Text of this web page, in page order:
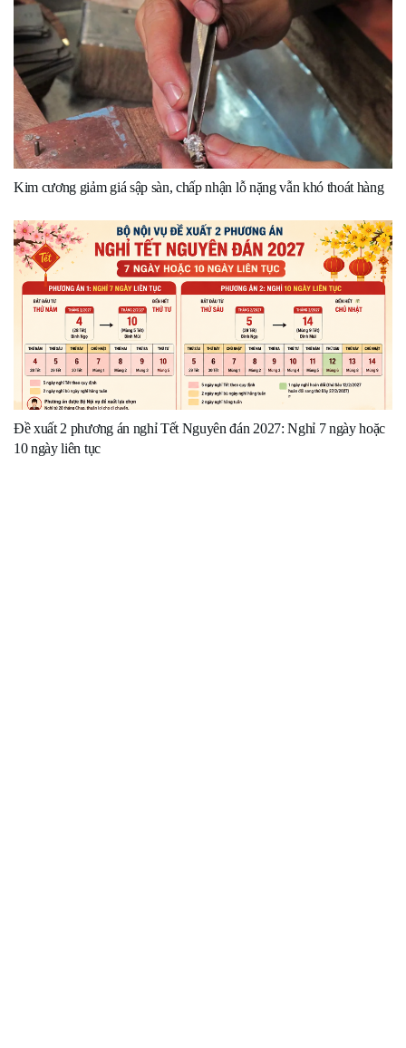
Kim cương giảm giá sập sàn, chấp nhận lỗ nặng vẫn khó thoát hàng
Đề xuất 2 phương án nghỉ Tết Nguyên đán 2027: Nghỉ 7 ngày hoặc
10 ngày liên tục